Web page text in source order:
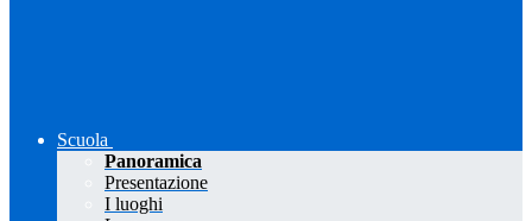
Scuola
Panoramica
Presentazione
I luoghi